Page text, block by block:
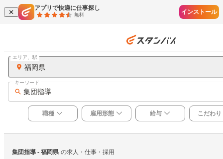
アプリで快適に仕事探し
無料 インストール
福岡県
エリア、駅
集団指導
キーワード
職種 雇用形態 給与 こだわり
集団指導 - 福岡県 の求人・仕事・採用